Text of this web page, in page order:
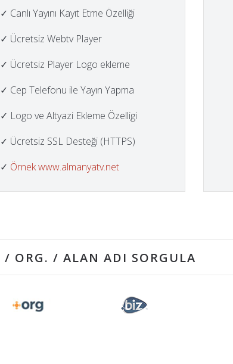
✓ Canlı Yayını Kayıt Etme Özelliği
✓ Ücretsiz Webtv Player
✓ Ücretsiz Player Logo ekleme
✓ Cep Telefonu ile Yayın Yapma
✓ Logo ve Altyazi Ekleme Özelligi
✓ Ücretsiz SSL Desteği (HTTPS)
✓ Örnek www.almanyatv.net